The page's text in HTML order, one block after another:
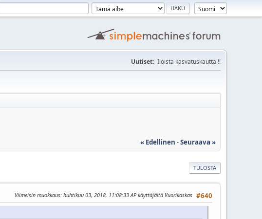
Uutiset: Iloista kasvatuskautta !!
« Edellinen -Seuraava »
TULOSTA
#640
Viimeisin muokkaus: huhtikuu 03, 2018, 11:08:33 AP käyttäjältä Vuorikaskas